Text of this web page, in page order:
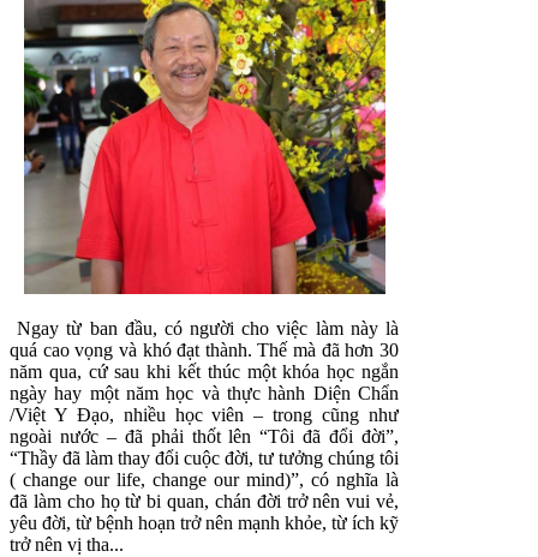
Ngay từ ban đầu, có người cho việc làm này là
quá cao vọng và khó đạt thành. Thế mà đã hơn 30
năm qua, cứ sau khi kết thúc một khóa học ngắn
ngày hay một năm học và thực hành Diện Chẩn
/Việt Y Đạo, nhiều học viên – trong cũng như
ngoài nước – đã phải thốt lên “Tôi đã đổi đời”,
“Thầy đã làm thay đổi cuộc đời, tư tưởng chúng tôi
( change our life, change our mind)”, có nghĩa là
đã làm cho họ từ bi quan, chán đời trở nên vui vẻ,
yêu đời, từ bệnh hoạn trở nên mạnh khỏe, từ ích kỹ
trở nên vị tha...